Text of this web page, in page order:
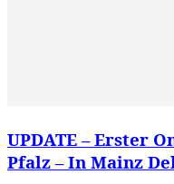
UPDATE – Erster
Pfalz – In Mainz